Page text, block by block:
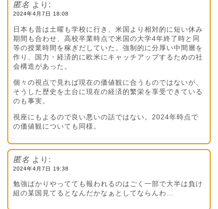
匿名 より:
2024年4月7日 18:08
日本も昔は土曜も学校に行き、米国より相対的に短い休み
期間も合わせ、高校卒業時点で米国の大学4年終了時と同
等の授業時間を稼ぎだしていた。強制的に分厚い中間層を
作り、国力・経済的に欧米にキャッチアップするための社
会構造があった。
個々の視点で見れば現在の価値観に合うものではないが、
そうした歴史を土台に現在の経済的繁栄を享受できている
のも事実。
視座にもよるので良い悪いの話ではない。2024年時点で
の価値観についても同様。
匿名 より:
2024年4月7日 19:38
勉強ばかりやってても報われるのはごく一部で大半は負け
組の某国見てるとなんだかなぁとしてならんわ…